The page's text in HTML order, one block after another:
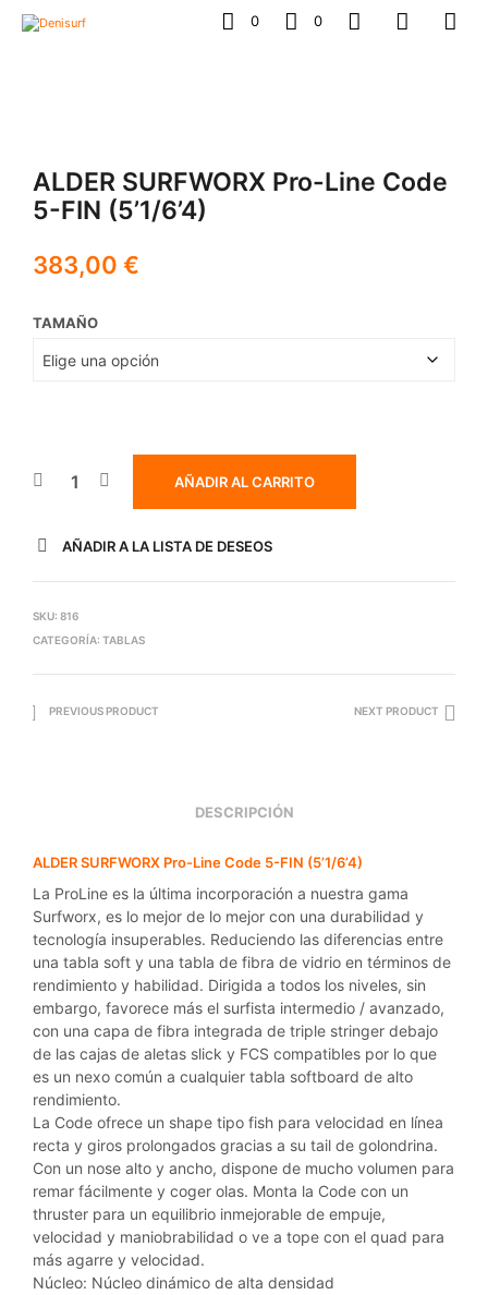
0 0
ALDER SURFWORX Pro-Line Code
5-FIN (5’1/6’4)
383,00 €
TAMAÑO
AÑADIR AL CARRITO
AÑADIR A LA LISTA DE DESEOS
SKU: 816
CATEGORÍA: TABLAS
PREVIOUS PRODUCT NEXT PRODUCT
DESCRIPCIÓN
ALDER SURFWORX Pro-Line Code 5-FIN (5’1/6’4)
La ProLine es la última incorporación a nuestra gama
Surfworx, es lo mejor de lo mejor con una durabilidad y
tecnología insuperables. Reduciendo las diferencias entre
una tabla soft y una tabla de fibra de vidrio en términos de
rendimiento y habilidad. Dirigida a todos los niveles, sin
embargo, favorece más el surfista intermedio / avanzado,
con una capa de fibra integrada de triple stringer debajo
de las cajas de aletas slick y FCS compatibles por lo que
es un nexo común a cualquier tabla softboard de alto
rendimiento.
La Code ofrece un shape tipo fish para velocidad en línea
recta y giros prolongados gracias a su tail de golondrina.
Con un nose alto y ancho, dispone de mucho volumen para
remar fácilmente y coger olas. Monta la Code con un
thruster para un equilibrio inmejorable de empuje,
velocidad y maniobrabilidad o ve a tope con el quad para
más agarre y velocidad.
Núcleo: Núcleo dinámico de alta densidad